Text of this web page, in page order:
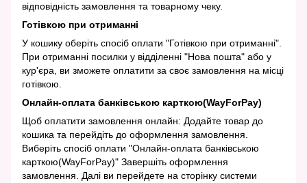
відповідність замовлення та товарному чеку.
Готівкою при отриманні
У кошику оберіть спосіб оплати "Готівкою при отриманні".
При отриманні посилки у відділенні "Нова пошта" або у
кур'єра, ви зможете оплатити за своє замовлення на місці
готівкою.
Онлайн-оплата банківською карткою(WayForPay)
Щоб оплатити замовлення онлайн: Додайте товар до
кошика та перейдіть до оформлення замовлення.
Виберіть спосіб оплати "Онлайн-оплата банківською
карткою(WayForPay)" Завершіть оформлення
замовлення. Далі ви перейдете на сторінку системи